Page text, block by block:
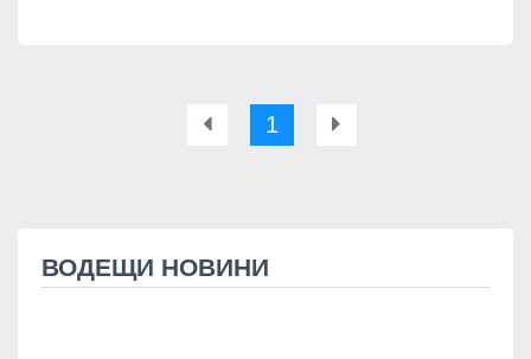
1
ВОДЕЩИ НОВИНИ